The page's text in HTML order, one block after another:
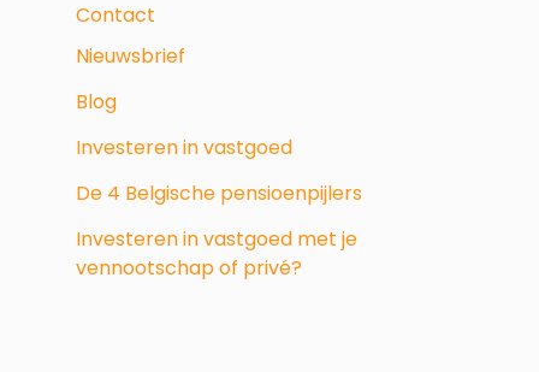
Contact
Nieuwsbrief
Blog
Investeren in vastgoed
De 4 Belgische pensioenpijlers
Investeren in vastgoed met je
vennootschap of privé?